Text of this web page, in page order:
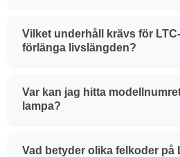
Vilket underhåll krävs för
förlänga livslängden?
Var kan jag hitta
lampa?
Vad betyder olika felkoder på